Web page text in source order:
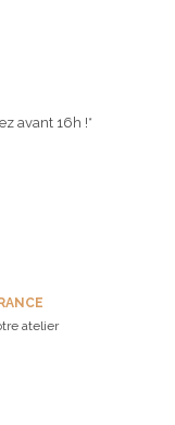
avant 16h !*
atelier